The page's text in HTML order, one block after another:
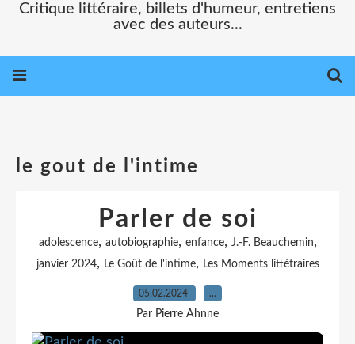
Critique littéraire, billets d'humeur, entretiens
avec des auteurs...
le gout de l'intime
Parler de soi
adolescence, autobiographie, enfance, J.-F. Beauchemin,
janvier 2024, Le Goût de l'intime, Les Moments littétraires
05.02.2024 …
Par Pierre Ahnne